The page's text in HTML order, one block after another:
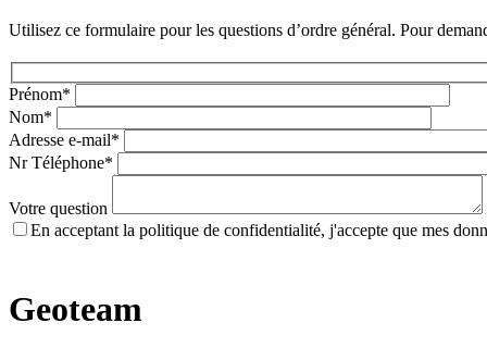
Utilisez ce formulaire pour les questions d’ordre général. Pour
Prénom*
Nom*
Adresse e-mail*
Nr Téléphone*
Votre question
En acceptant la politique de confidentialité, j'accepte que mes
Geoteam